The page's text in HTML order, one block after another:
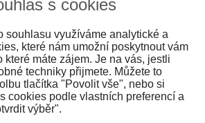
s cookies
souhlasu využíváme analytické a
které nám umožní poskytnout vám
které máte zájem. Je na vás, jestli
techniky přijmete. Můžete to
tlačítka "Povolit vše", nebo si
cookies podle vlastních preferencí a
výběr".
v některých případech stát
údajů těmito třetími
v takovém případě
nijak ovlivnit, s
se, prosím, seznamte
informací
těmito třetími stranami.
stran, s nimiž
je uveden v